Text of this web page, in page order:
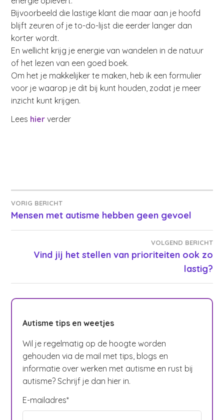
Bijvoorbeeld die lastige klant die maar aan je hoofd
blijft zeuren of je to-do-lijst die eerder langer dan
korter wordt.
En wellicht krijg je energie van wandelen in de natuur
of het lezen van een goed boek.
Om het je makkelijker te maken, heb ik een formulier
voor je waarop je dit bij kunt houden, zodat je meer
inzicht kunt krijgen.
Lees hier verder
Bericht
navigatie
VORIG BERICHT
Mensen met autisme hebben geen gevoel
VOLGEND BERICHT
Vind jij het stellen van prioriteiten ook zo
lastig?
Autisme tips en weetjes
Wil je regelmatig op de hoogte worden
gehouden via de mail met tips, blogs en
informatie over werken met autisme en rust bij
autisme? Schrijf je dan hier in.
E-mailadres*